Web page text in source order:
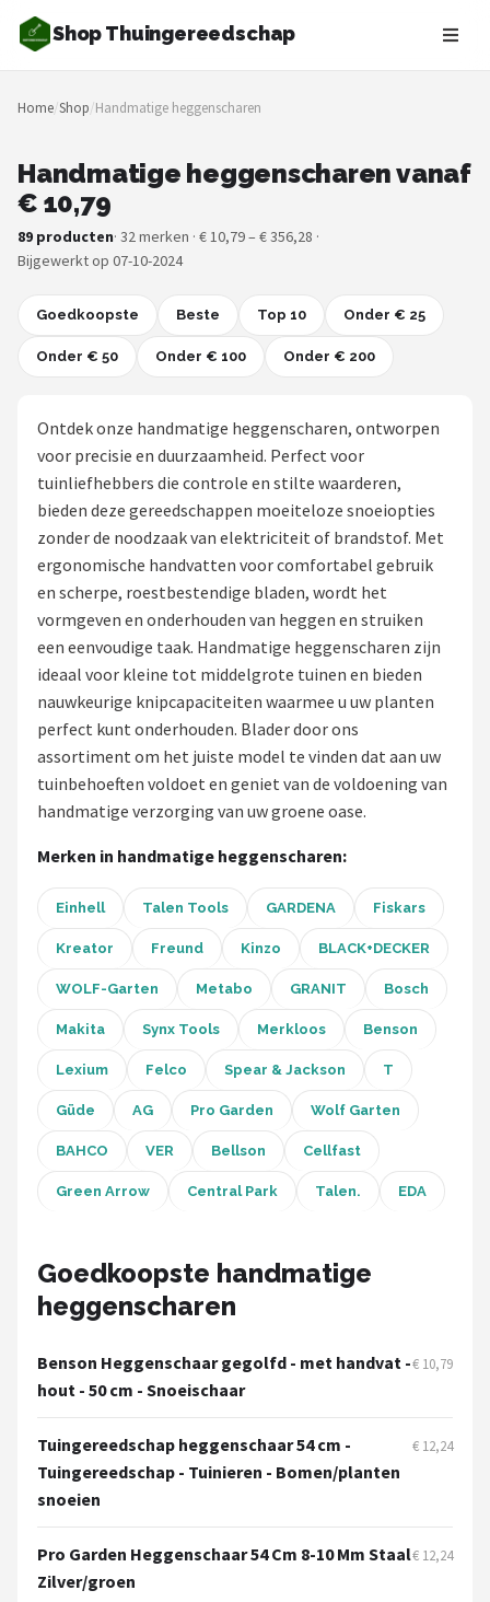
Shop Thuingereedschap
Zoeken
NAVIGATIE
Merken
Blog
Borderplanten
Grasmaaiers
Hogedrukreinigers
Grastrimmers
Onkruidbranders
Shop
POPULAIRE MERKEN
To the South
GARDENA
Talen Tools
Husqvarna
WORX
Einhell
Makita
Synx Tools
Fiskars
Alle merken →
Home/Shop/Handmatige heggenscharen
Handmatige heggenscharen vanaf
€ 10,79
89 producten· 32 merken · € 10,79 – € 356,28 ·
Bijgewerkt op 07-10-2024
Goedkoopste Beste Top 10 Onder € 25
Onder € 50 Onder € 100 Onder € 200
Ontdek onze handmatige heggenscharen, ontworpen
voor precisie en duurzaamheid. Perfect voor
tuinliefhebbers die controle en stilte waarderen,
bieden deze gereedschappen moeiteloze snoeiopties
zonder de noodzaak van elektriciteit of brandstof. Met
ergonomische handvatten voor comfortabel gebruik
en scherpe, roestbestendige bladen, wordt het
vormgeven en onderhouden van heggen en struiken
een eenvoudige taak. Handmatige heggenscharen zijn
ideaal voor kleine tot middelgrote tuinen en bieden
nauwkeurige knipcapaciteiten waarmee u uw planten
perfect kunt onderhouden. Blader door ons
assortiment om het juiste model te vinden dat aan uw
tuinbehoeften voldoet en geniet van de voldoening van
handmatige verzorging van uw groene oase.
Merken in handmatige heggenscharen:
Einhell Talen Tools GARDENA Fiskars
Kreator Freund Kinzo BLACK+DECKER
WOLF-Garten Metabo GRANIT Bosch
Makita Synx Tools Merkloos Benson
Lexium Felco Spear & Jackson T
Güde AG Pro Garden Wolf Garten
BAHCO VER Bellson Cellfast
Green Arrow Central Park Talen. EDA
Goedkoopste handmatige
heggenscharen
Benson Heggenschaar gegolfd - met handvat -
hout - 50 cm - Snoeischaar
€ 10,79
Tuingereedschap heggenschaar 54 cm -
Tuingereedschap - Tuinieren - Bomen/planten
snoeien
€ 12,24
Pro Garden Heggenschaar 54 Cm 8-10 Mm Staal
Zilver/groen
€ 12,24